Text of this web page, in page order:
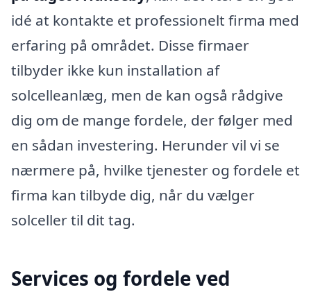
idé at kontakte et professionelt firma med
erfaring på området. Disse firmaer
tilbyder ikke kun installation af
solcelleanlæg, men de kan også rådgive
dig om de mange fordele, der følger med
en sådan investering. Herunder vil vi se
nærmere på, hvilke tjenester og fordele et
firma kan tilbyde dig, når du vælger
solceller til dit tag.
Services og fordele ved